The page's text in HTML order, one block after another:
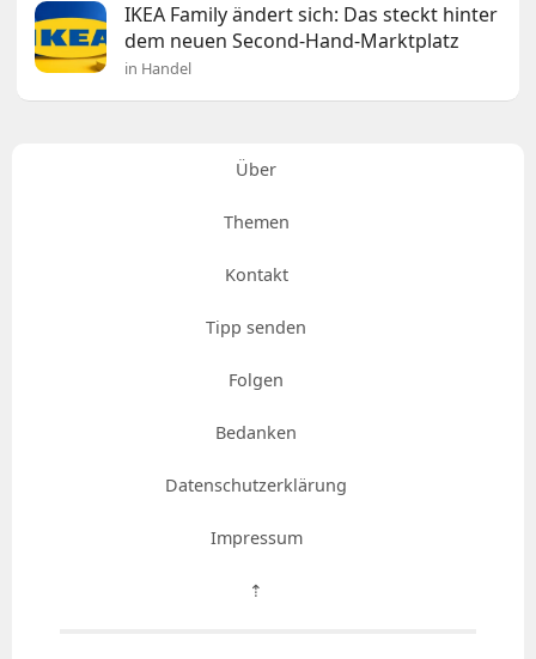
IKEA Family ändert sich: Das steckt hinter
dem neuen Second-Hand-Marktplatz
in Handel
Über
Themen
Kontakt
Tipp senden
Folgen
Bedanken
Datenschutzerklärung
Impressum
⇡